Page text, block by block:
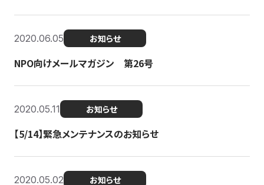
2020.06.05 お知らせ
NPO向けメールマガジン 第26号
2020.05.11 お知らせ
【5/14】緊急メンテナンスのお知らせ
2020.05.02 お知らせ